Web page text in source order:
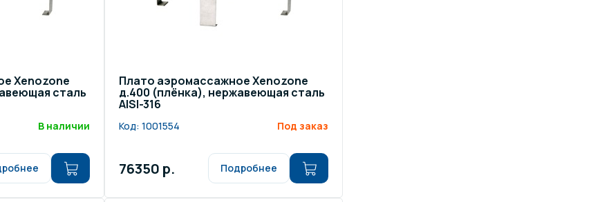
Xenozone
сталь
В наличии
Плато аэромассажное Xenozone
д.400 (плёнка), нержавеющая сталь
AISI-316
Код: 1001554 Под заказ
76350 р. Подробнее